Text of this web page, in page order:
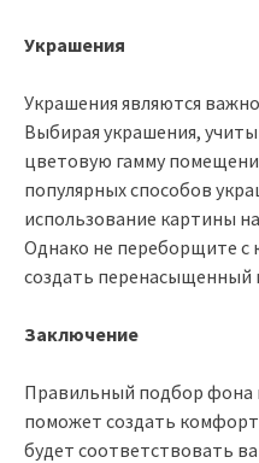
Украшения
Украшения являются
Выбирая украшения,
цветовую гамму
популярных способов
использование картины
Однако не переборщите с
создать перенасыщенный
Заключение
Правильный подбор фона
поможет создать
будет соответствовать